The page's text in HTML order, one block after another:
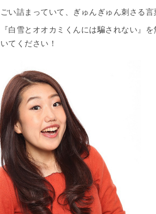
い詰まっていて、ぎゅんぎゅん刺さる言
白雪とオオカミくんには騙されない』
てください！